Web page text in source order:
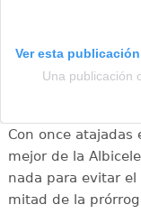
Ver esta
Una publicación
Con once
mejor de la
nada para evitar el
mitad de la